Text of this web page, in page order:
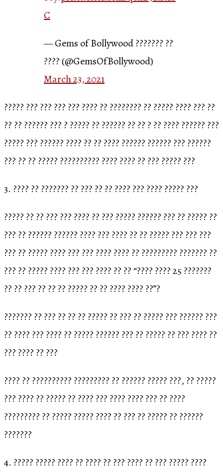
C
— Gems of Bollywood ??????? ??
???? (@GemsOfBollywood)
March 23, 2021
????? ??? ??? ??? ??? ???? ?? ???????? ?? ????? ???? ??? ??
?? ?? ?????? ??? ? ????? ?? ?????? ?? ?? ? ?? ???? ?????? ???
????? ??? ?????? ???? ?? ?? ???? ?????? ?????? ??? ??????
??? ?? ?? ????? ?????????? ???? ???? ?? ??? ????? ???
3. ???? ?? ??????? ?? ??? ?? ?? ???? ??? ???? ????? ???
????? ?? ?? ??? ??? ???? ?? ??? ????? ?????? ??? ?? ????? ??
??? ?? ?????? ?????? ???? ??? ???? ?? ?? ????? ??? ??? ???
??? ?? ????? ???? ??? ??? ???? ???? ?? ????????? ??????? ??
??? ?? ????? ???? ??? ??? ???? ?? ?? “???? ???? 25 ???????
?? ?? ??? ?? ?? ?? ????? ?? ?? ???? ???? ??”?
??????? ?? ??? ?? ?? ?? ????? ?? ??? ?? ????? ??? ?????? ???
?? ???? ??? ???? ?? ????? ?????? ??? ?? ????? ?? ??? ???? ??
??? ???? ?? ???
???? ?? ?????????? ????????? ?? ?????? ????? ???, ?? ?????
??? ???? ?? ????? ?? ???? ??? ???? ???? ??? ?? ????
????????? ?? ????? ????? ???? ?? ??? ?? ????? ?? ??????
???????
4. ????? ????? ???? ?? ???? ?? ??? ???? ?? ??? ????? ????